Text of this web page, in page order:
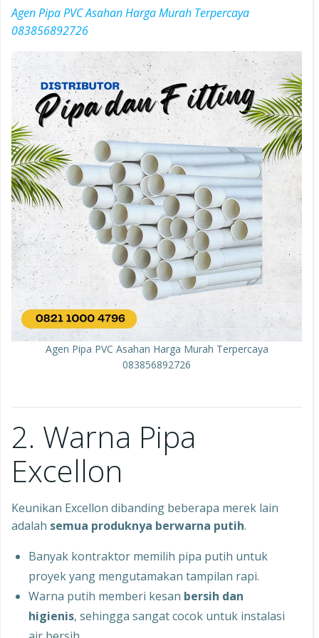
Agen Pipa PVC Asahan Harga Murah Terpercaya
083856892726
Agen Pipa PVC Asahan Harga Murah Terpercaya
083856892726
2. Warna Pipa
Excellon
Keunikan Excellon dibanding beberapa merek lain
adalah semua produknya berwarna putih.
Banyak kontraktor memilih pipa putih untuk
proyek yang mengutamakan tampilan rapi.
Warna putih memberi kesan bersih dan
higienis, sehingga sangat cocok untuk instalasi